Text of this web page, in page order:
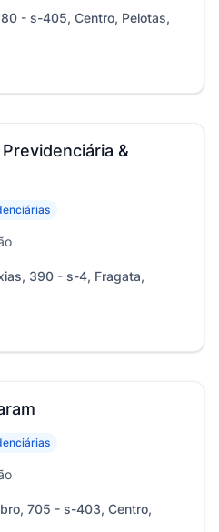
- s-405, Centro, Pelotas,
&
390 - s-4, Fragata,
705 - s-403, Centro,